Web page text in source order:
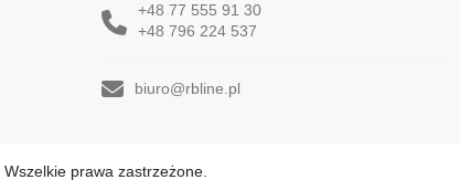
+48 77 555 91 30
+48 796 224 537
biuro@rbline.pl
Wszelkie prawa zastrzeżone.